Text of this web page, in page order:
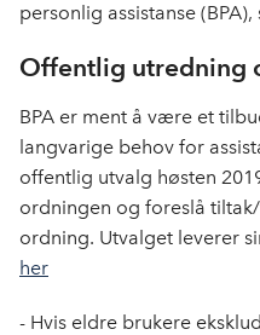
personlig assistanse
Offentlig utredning
BPA er ment å være et
langvarige behov for
offentlig utvalg høsten
ordningen og foreslå
ordning. Utvalget leverer
her
- Hvis eldre brukere